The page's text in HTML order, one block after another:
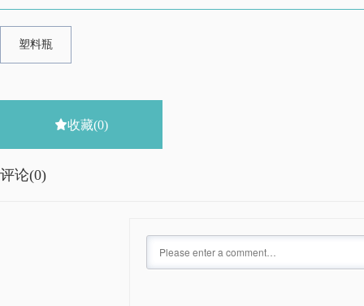
塑料瓶
收藏(0)
评论(0)